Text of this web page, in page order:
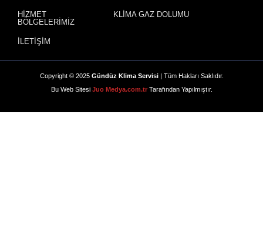
HİZMET
BÖLGELERİMİZ
İLETİŞİM
KLİMA GAZ DOLUMU
Copyright © 2025 Gündüz Klima Servisi| Tüm Hakları Saklıdır.
Bu Web Sitesi Juo Medya.com.trTarafından Yapılmıştır.